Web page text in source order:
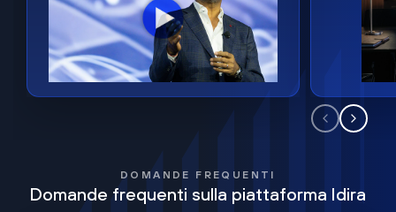
DOMANDE FREQUENTI
Domande frequenti sulla piattaforma Idira